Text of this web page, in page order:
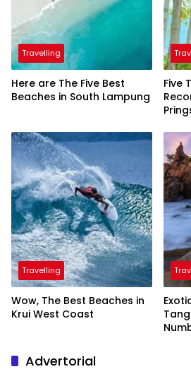
Travelling
Here are The Five Best
Beaches in South Lampung
Five
Travelling
Wow, The Best Beaches in
Krui West Coast
Advertorial